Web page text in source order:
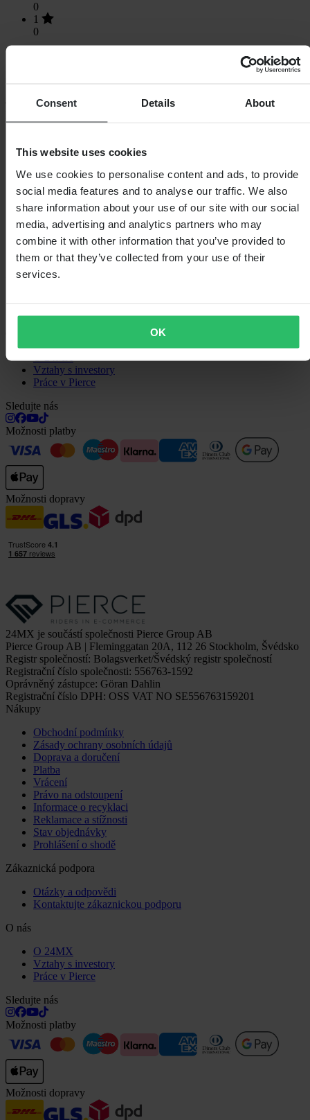
Consent Details About
This website uses cookies
We use cookies to personalise content and ads, to provide
social media features and to analyse our traffic. We also
share information about your use of our site with our social
media, advertising and analytics partners who may
combine it with other information that you’ve provided to
them or that they’ve collected from your use of their
services.
OK
0
1
0
Zásady ochrany osobních údajů
Platba
Vrácení
Informace o recyklaci
Reklamace a stížnosti
Stav objednávky
Zákaznická podpora
Vztahy s investory
Práce v Pierce
Sledujte nás
Možnosti platby
Možnosti dopravy
24MX je součástí společnosti Pierce Group AB
Pierce Group AB | Fleminggatan 20A, 112 26 Stockholm, Švédsko
Registr společností: Bolagsverket/Švédský registr společností
Registrační číslo společnosti: 556763-1592
Oprávněný zástupce: Göran Dahlin
Registrační číslo DPH: OSS VAT NO SE556763159201
Nákupy
Obchodní podmínky
Zásady ochrany osobních údajů
Doprava a doručení
Platba
Vrácení
Právo na odstoupení
Informace o recyklaci
Reklamace a stížnosti
Stav objednávky
Prohlášení o shodě
Zákaznická podpora
Otázky a odpovědi
Kontaktujte zákaznickou podporu
O nás
O 24MX
Vztahy s investory
Práce v Pierce
Sledujte nás
Možnosti platby
Možnosti dopravy